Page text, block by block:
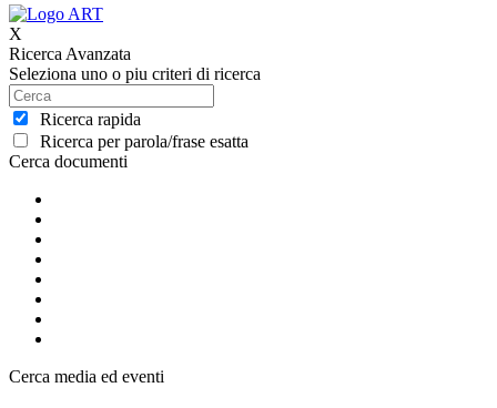
X
Ricerca Avanzata
Seleziona uno o piu criteri di ricerca
Ricerca rapida
Ricerca per parola/frase esatta
Cerca documenti
Cerca media ed eventi